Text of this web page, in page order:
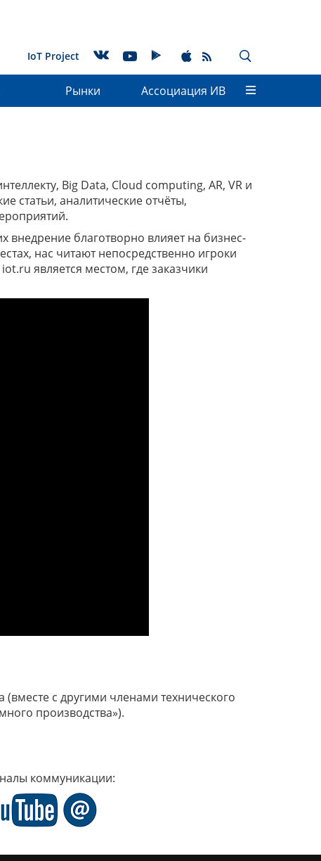
IoT Project
Рынки Ассоциация ИВ
Big Data, Cloud computing, AR, VR и
статьи, аналитические отчёты,
внедрение благотворно влияет на бизнес-
нас читают непосредственно игроки
является местом, где заказчики
с другими членами технического
производства»).
коммуникации: